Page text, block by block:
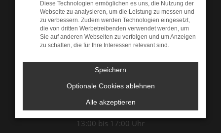
Öffnungszeiten & Kontakt
Montag bis Donnerstag:
13:00 bis 18:00 Uhr
Freitag:
07:00 bis 12:00 Uhr
13:00 bis 17:00 Uhr
Diese Technologien ermöglichen es uns, die Nutzung der
Webseite zu analysieren, um die Leistung zu messen und
zu verbessern. Zudem werden Technologien eingesetzt,
die von dritten Werbetreibenden verwendet werden, um
Sie auf anderen Webseiten zu verfolgen und um Anzeigen
zu schalten, die für Ihre Interessen relevant sind.
Speichern
Optionale Cookies ablehnen
Alle akzeptieren